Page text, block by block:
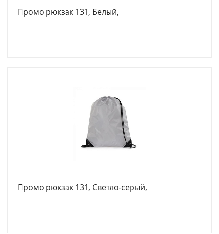
Промо рюкзак 131, Белый,
Промо рюкзак 131, Светло-серый,